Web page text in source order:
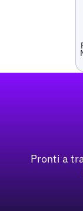
Pronti a